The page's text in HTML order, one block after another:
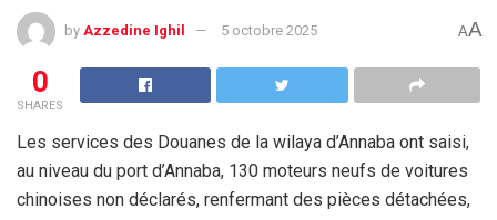
by Azzedine Ighil 5 octobre 2025 AA
0
SHARES
Les services des Douanes de la wilaya d’Annaba ont saisi,
au niveau du port d’Annaba, 130 moteurs neufs de voitures
chinoises non déclarés, renfermant des pièces détachées,